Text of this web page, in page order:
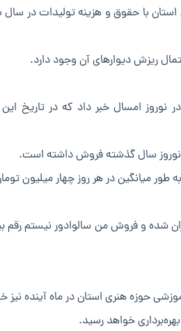
ریزش دیوارهای آن وجود دارد.
نوروز امسال خبر داد که در تاریخ
عنوان کرد و ادامه داد: به طور میانگین در هر روز چهار میلیون
شده و فروش من سالوادور نیستم رقم
حوزه هنری استان در ماه آینده نیز